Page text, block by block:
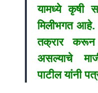
यामध्ये कृषी
मिलीभगत आहे.
तक्रार करून
असल्याचे
पाटील यांनी